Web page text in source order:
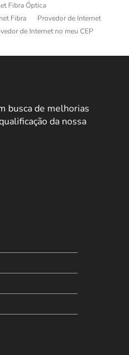
Fibra Óptica
Fibra
Provedor de Internet
de Internet no meu CEP
busca de melhorias
da nossa